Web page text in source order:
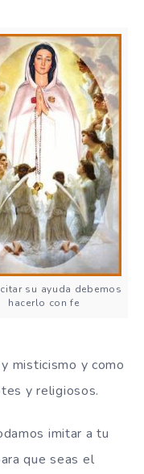
su ayuda debemos
hacerlo con fe
misticismo y como
y religiosos.
imitar a tu
que seas el